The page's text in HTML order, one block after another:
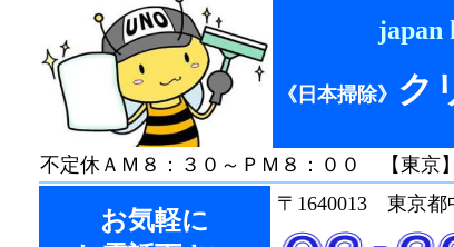
japan
《日本掃除》 ク
不定休 ＡＭ８：３０～ＰＭ８：００ 【東京
お気軽に
〒1640013 東京